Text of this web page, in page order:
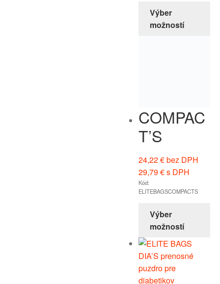
Výber
možností
COMPAC
T’S
24,22€bez DPH
29,79€s DPH
Kód:
ELITEBAGSCOMPACTS
Výber
možností